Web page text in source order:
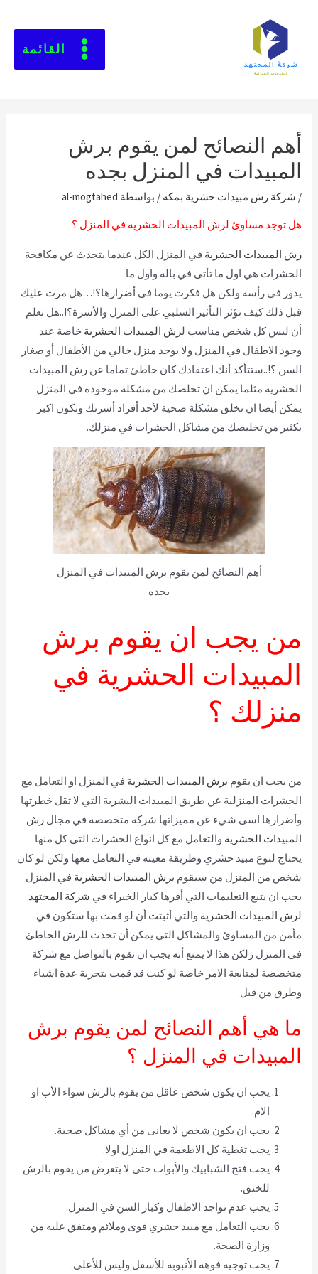
القائمة
أهم النصائح لمن يقوم برش
المبيدات في المنزل بجده
/ شركة رش مبيدات حشرية بمكه / بواسطة al-mogtahed
هل توجد مساوئ لرش المبيدات الحشرية في المنزل ؟
رش المبيدات الحشرية في المنزل الكل عندما يتحدث عن مكافحة
الحشرات هي اول ما تأتى في باله واول ما
يدور في رأسه ولكن هل فكرت يوما في أضرارها؟!…هل مرت عليك
قبل ذلك كيف تؤثر التأثير السلبي على المنزل والأسرة؟!..هل تعلم
أن ليس كل شخص مناسب لرش المبيدات الحشرية خاصة عند
وجود الاطفال في المنزل ولا يوجد منزل خالي من الأطفال أو صغار
السن ؟!..ستتأكد أنك اعتقادك كان خاطئ تماما عن رش المبيدات
الحشرية مثلما يمكن ان تخلصك من مشكلة موجوده في المنزل
يمكن أيضا ان تخلق مشكلة صحية لأحد أفراد أسرتك وتكون اكبر
بكثير من تخليصك من مشاكل الحشرات في منزلك.
أهم النصائح لمن يقوم برش المبيدات في المنزل
بجده
من يجب ان يقوم برش
المبيدات الحشرية في
منزلك ؟
من يجب ان يقوم برش المبيدات الحشرية في المنزل او التعامل مع
الحشرات المنزلية عن طريق المبيدات البشرية التي لا تقل خطرتها
وأضرارها اسى شيء عن مميزاتها شركة متخصصة في مجالرش
المبيدات الحشرية والتعامل مع كل انواع الحشرات التي كل منها
يحتاج لنوع مبيد حشري وطريقة معينه في التعامل معها ولكن لو كان
شخص من المنزل من سيقوم برش المبيدات الحشرية في المنزل
يجب ان يتبع التعليمات التي أقرها كبار الخبراء في شركة المجتهد
لرش المبيدات الحشرية والتي أثبتت أن لو قمت بها ستكون في
مأمن من المساوئ والمشاكل التي يمكن أن تحدث للرش الخاطئ
في المنزل زلكن هذا لا يمنع أنه يجب ان تقوم بالتواصل مع شركة
متخصصة لمتابعة الامر خاصة لو كنت قد قمت بتجربة عدة اشياء
وطرق من قبل.
ما هي أهم النصائح لمن يقوم برش
المبيدات في المنزل ؟
يجب ان يكون شخص عاقل من يقوم بالرش سواء الأب او
الام.
يجب ان يكون شخص لا يعانى من أي مشاكل صحية.
يجب تغطية كل الاطعمة في المنزل اولا.
يجب فتح الشبابيك والأبواب حتى لا يتعرض من يقوم بالرش
للخنق.
يجب عدم تواجد الاطفال وكبار السن في المنزل.
يجب التعامل مع مبيد حشري قوى وملائم ومتفق عليه من
وزارة الصحة.
يجب توجيه فوهة الأنبوبة للأسفل وليس للأعلى.